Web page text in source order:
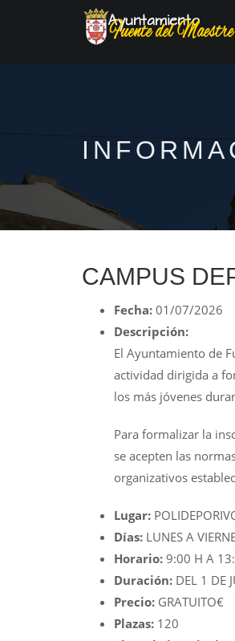
CAMPUS
Fecha: 01/07/2026
Descripción:
El Ayuntamiento de
actividad dirigida a
los más jóvenes
Para formalizar la
se acepten las
organizativos
Lugar:
Días: LUNES A
Horario: 9:00 H A
Duración: DEL 1 DE
Precio: GRATUITO€
Plazas: 120